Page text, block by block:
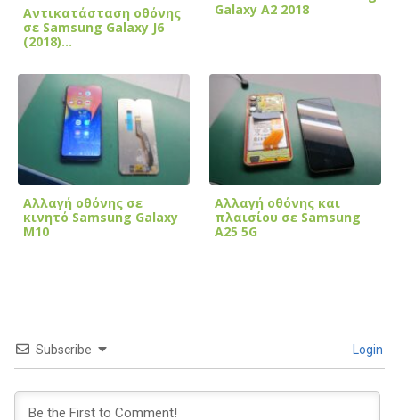
Αντικατάσταση οθόνης
σε Samsung Galaxy J6
(2018)…
Galaxy A2 2018
Αλλαγή οθόνης σε
κινητό Samsung Galaxy
M10
Αλλαγή οθόνης και
πλαισίου σε Samsung
A25 5G
Subscribe Login